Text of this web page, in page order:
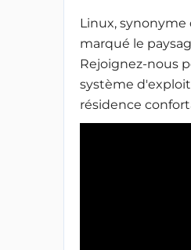
Linux,
marqué le
Rejoignez-nous
système
résidence